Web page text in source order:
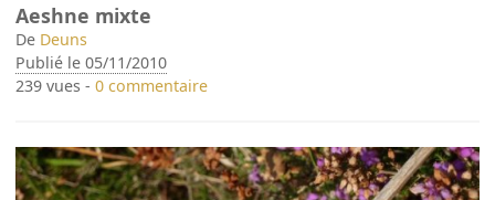
Aeshne mixte
De Deuns
Publié le 05/11/2010
239 vues -0 commentaire